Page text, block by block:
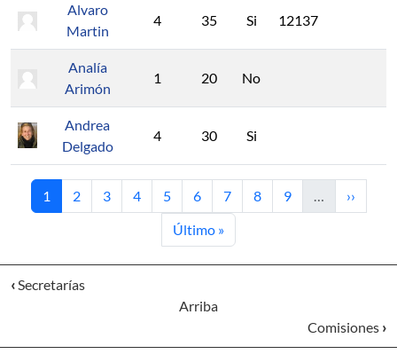
Alvaro
Martin
4 35 Si 12137
Analía
Arimón
1 20 No
Andrea
Delgado
4 30 Si
Página actual
1 Página
2 Página
3 Página
4 Página
5 Página
6 Página
7 Página
8 Página
9 …
››
Última página
Último »
‹Secretarías
Arriba
Comisiones ›